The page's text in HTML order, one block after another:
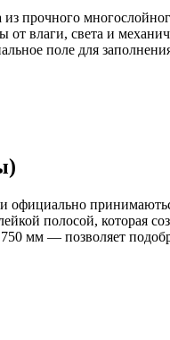
прочного
влаги, света и
поле для
полосой, которая
мм — позволяет